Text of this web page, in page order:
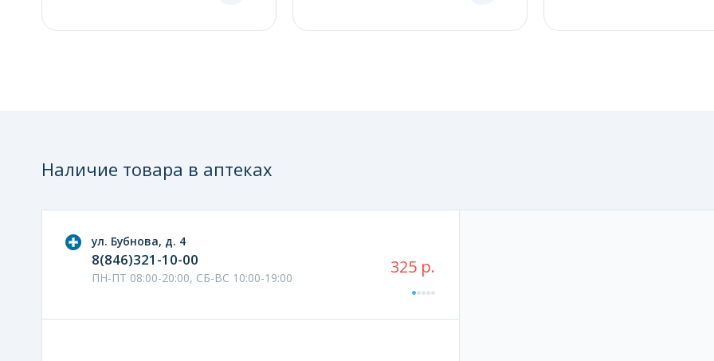
Наличие товара в аптеках
ул. Бубнова, д. 4
8(846)321-10-00
ПН-ПТ 08:00-20:00, СБ-ВС 10:00-19:00
325 р.